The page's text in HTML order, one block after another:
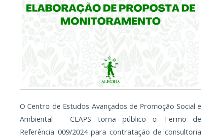
O Centro de Estudos Avançados de Promoção Social e
Ambiental – CEAPS torna público o Termo de
Referência 009/2024 para contratação de consultoria